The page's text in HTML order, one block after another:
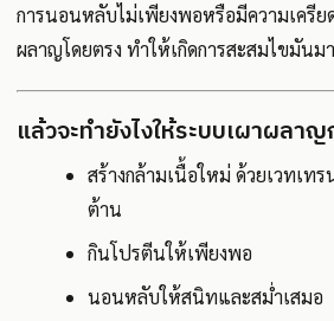
การนอนหลับไม่เพียงพอหรือมีความเครีย
ผลาญโดยตรง ทำให้เกิดการสะสมไขมันม
แล้วจะทำยังไงให้ระบบเผาผลา
สร้างกล้ามเนื้อใหม่ ด้วยเวทเท
ต้าน
กินโปรตีนให้เพียงพอ
นอนหลับให้สนิทและสม่ำเสมอ